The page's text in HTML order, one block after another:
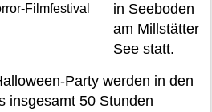
Filmfestival
in Seeboden
am Millstätter
See statt.
Party werden in den
insgesamt 50 Stunden